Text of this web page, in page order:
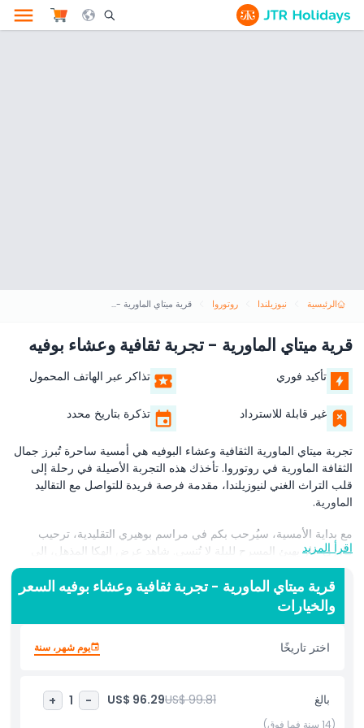
Search Opener Icon
الرئيسية نيوزيلندا روتوروا قرية ميتاي الماورية - تجربة ثقافية وعشاء بوفيه
قرية ميتاي الماورية - تجربة ثقافية وعشاء بوفيه
تأكيد فوري تذاكر عبر الهاتف المحمول
غير قابلة للاسترداد تذكرة بتاريخ محدد
تجربة ميتاي الماورية الثقافية وعشاء البوفيه هي أمسية ساحرة تُبرز جمال
الثقافة الماورية في روتوروا. تأخذك هذه التجربة الأصيلة في رحلة إلى
قلب التراث الغني لنيوزيلندا، مقدمة فرصة فريدة للتواصل مع التقاليد
الماورية.
مع بداية الأمسية، سيُرحب بكم في مراسم بوهيري التقليدية، ترحيب
ماوري حار يهيئ المسرح لليلة لا تُنسى. شاهد عرض الهكا المذهل، إلى
جانب عروض ثقافية آسرة أخرى مثل رقصات البوي والأغاني الساحرة.
يعرض المحاربون الماهرون بالزي التقليدي تقنيات الأسلحة القديمة
والتجديف في الزوارق، مما يعزز الانغماس الثقافي.
تُطهى في الفرن الأرضي التقليدي. يتضمن عشاء البوفيه هذا لحوماً طرية
الماورية.
اقرأ المزيد
قرية ميتاي الماورية - تجربة ثقافية وعشاء بوفيه السعر
والخيارات
اختر تاريخًا يوم شهر، سنة
بالغ US$ 99.81
US$ 96.29
-
1
+
(14 سنة فما فوق)